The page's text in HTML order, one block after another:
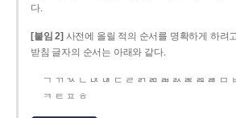
다.
[붙임 2] 사전에 올릴 적의 순서를 명확하게 하려
받침 글자의 순서는 아래와 같다.
ㄱ ㄲ ㄳ ㄴ ㄵ ㄶ ㄷ ㄹ ㄺ ㄻ ㄼ ㄽ ㄾ ㄿ ㅀ ㅁ
ㅋ ㅌ ㅍ ㅎ